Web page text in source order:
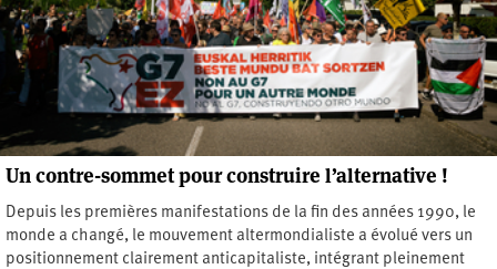
Un contre-sommet pour construire l’alternative !
Depuis les premières manifestations de la fin des années 1990, le
monde a changé, le mouvement altermondialiste a évolué vers un
positionnement clairement anticapitaliste, intégrant pleinement